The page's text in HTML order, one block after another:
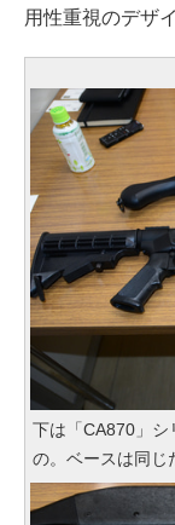
用性重視のデザ
下は「CA870」シ
の。ベースは同じ